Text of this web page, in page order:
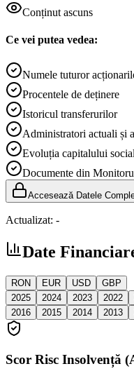
Conținut ascuns
Ce vei putea vedea:
Numele tuturor
Procentele de deținere
Istoricul transferurilor
Administratori actuali și
Evoluția capitalului social
Documente din
Accesează Datele
Actualizat: -
Date
RON EUR USD
GBP
2025
2024 2023 2022
2016
2015 2014 2013
Scor Risc Insolvență